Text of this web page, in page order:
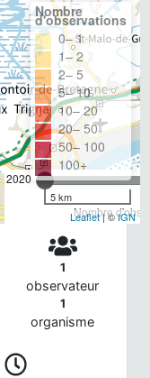
2020
Nombre
Nombre
d'observations
0– 1
1– 2
2– 5
5– 10
10– 20
20– 50
50– 100
100+
5 km
Leaflet| ©IGN
1
observateur
1
organisme